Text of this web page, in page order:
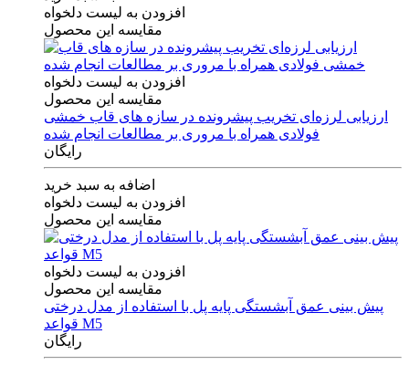
افزودن به لیست دلخواه
مقایسه این محصول
افزودن به لیست دلخواه
مقایسه این محصول
ارزیابی لرزه‌ای تخریب پیشرونده در سازه های قاب خمشی
فولادی همراه با مروری بر مطالعات انجام شده
رایگان
اضافه به سبد خرید
افزودن به لیست دلخواه
مقایسه این محصول
افزودن به لیست دلخواه
مقایسه این محصول
پیش بینی عمق آبشستگی پایه پل با استفاده از مدل درختی
قواعد M5
رایگان